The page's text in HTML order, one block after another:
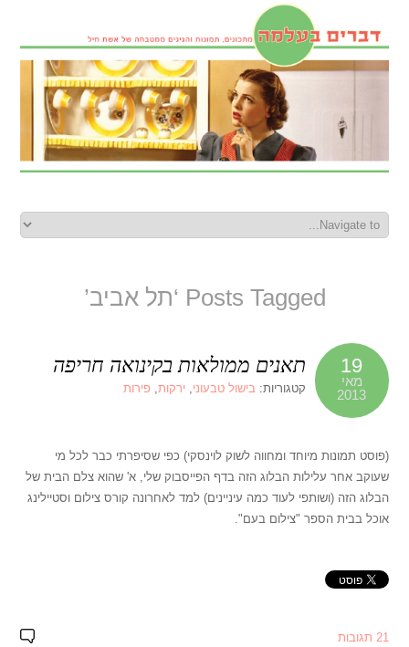
Posts Tagged ‘תל אביב’
19
מאי
2013
תאנים ממולאות בקינואה חריפה
קטגוריות:בישול טבעוני,ירקות,פירות
(פוסט תמונות מיוחד ומחווה לשוק לוינסקי) כפי שסיפרתי כבר לכל מי
שעוקב אחר עלילות הבלוג הזה בדף הפייסבוק שלי, א' שהוא צלם הבית של
הבלוג הזה (ושותפי לעוד כמה עיניינים) למד לאחרונה קורס צילום וסטיילינג
אוכל בבית הספר "צילום בעם".
21 תגובות